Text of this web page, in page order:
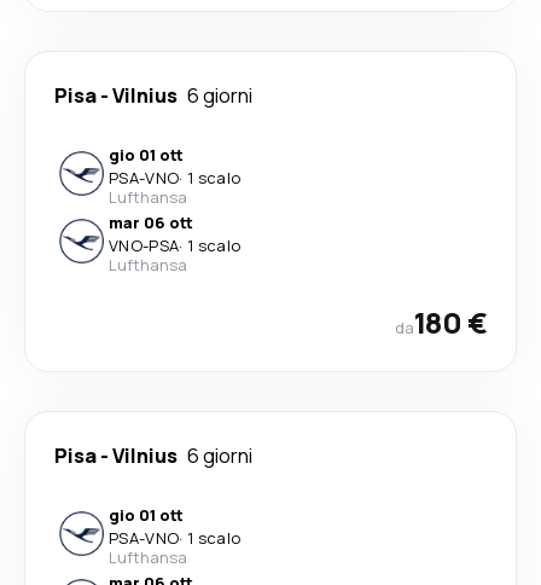
Pisa-Vilnius 6 giorni
gio 01 ott
PSA-VNO· 1 scalo
Lufthansa
mar 06 ott
VNO-PSA· 1 scalo
Lufthansa
da180 €
Pisa-Vilnius 6 giorni
gio 01 ott
PSA-VNO· 1 scalo
Lufthansa